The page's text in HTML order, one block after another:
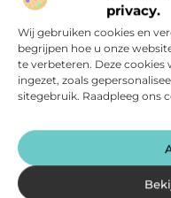
privacy.
Wij gebruiken cookies en
begrijpen hoe u onze
te verbeteren. Deze
ingezet, zoals
sitegebruik. Raadpleeg ons
Motoren
Banen en
opleidingen
Beauty en
verzorging